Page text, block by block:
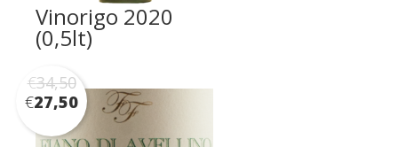
Vinorigo 2020
(0,5lt)
€34,50
€27,50